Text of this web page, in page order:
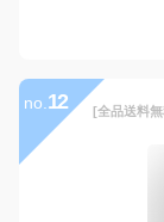
no. 12